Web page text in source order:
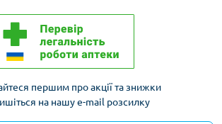
першим про акції та знижки
на нашу e-mail розсилку